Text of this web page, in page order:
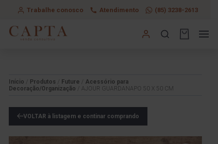
Trabalhe conosco Atendimento (85) 3238-2613
Início Produtos Future
Acessório para
Decoração/Organização / AJOUR GUARDANAPO 50 X 50 CM
VOLTAR à listagem e continar comprando